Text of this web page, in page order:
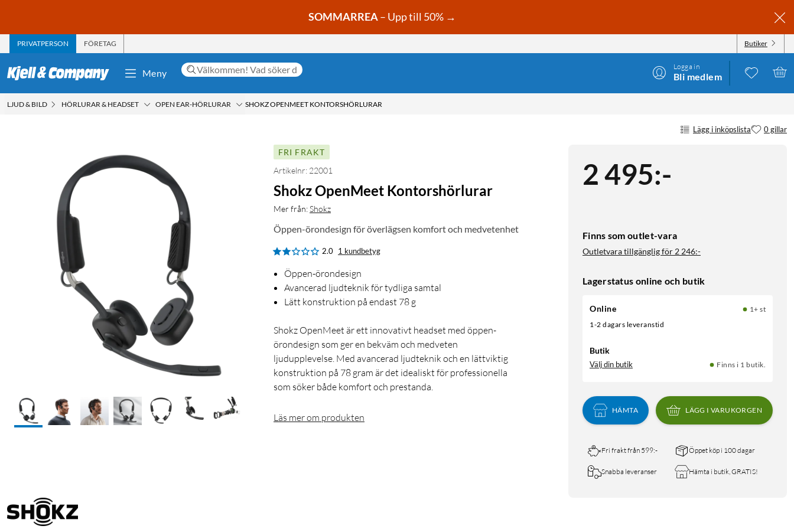
SOMMARREA– Upp till 50% →
PRIVATPERSON FÖRETAG Butiker
Meny
Logga in
Bli medlem
LJUD & BILD HÖRLURAR & HEADSET OPEN EAR-HÖRLURAR SHOKZ OPENMEET KONTORSHÖRLURAR
Lägg i inköpslista 0 gillar
2 495:-
Finns som outlet-vara
Outletvara tillgänglig för2 246:-
Lagerstatus online och butik
Online
1+ st
1-2 dagars leveranstid
Butik
Välj din butik Finns i 1 butik.
HÄMTA LÄGG I VARUKORGEN
Fri frakt från 599:- Öppet köp i 100 dagar
Snabba leveranser Hämta i butik, GRATIS!
FRI FRAKT
Artikelnr: 22001
Shokz OpenMeet Kontorshörlurar
Mer från:Shokz
Öppen-örondesign för överlägsen komfort och medvetenhet
2.0 1 kundbetyg
Öppen-örondesign
Avancerad ljudteknik för tydliga samtal
Lätt konstruktion på endast 78 g
Shokz OpenMeet är ett innovativt headset med öppen-
örondesign som ger en bekväm och medveten
ljudupplevelse. Med avancerad ljudteknik och en lättviktig
konstruktion på 78 gram är det idealiskt för professionella
som söker både komfort och prestanda.
Läs mer om produkten